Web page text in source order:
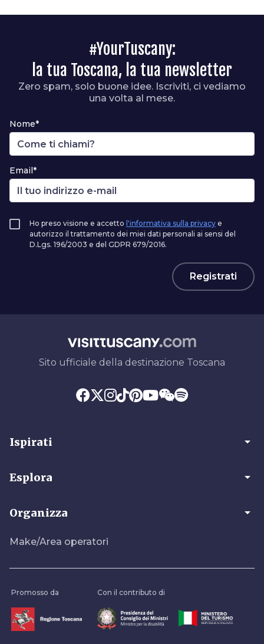
#YourTuscany:
la tua Toscana, la tua newsletter
Zero spam, solo buone idee. Iscriviti, ci vediamo
una volta al mese.
Nome*
Email*
Ho preso visione e accetto l'informativa sulla privacy e
autorizzo il trattamento dei miei dati personali ai sensi del
D.Lgs. 196/2003 e del GDPR 679/2016.
Registrati
Sito ufficiale della destinazione Toscana
Ispirati arrow_drop_down
Esplora arrow_drop_down
Organizza arrow_drop_down
Make/Area operatori
Promosso da Con il contributo di